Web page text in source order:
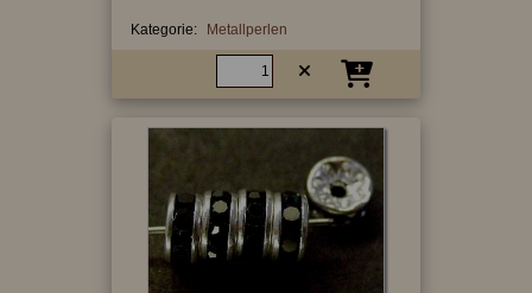
Kategorie: Metallperlen